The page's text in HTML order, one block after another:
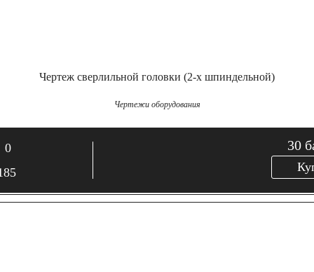
Чертеж сверлильной головки (2-х шпиндельной)
Чертежи оборудования
0
30